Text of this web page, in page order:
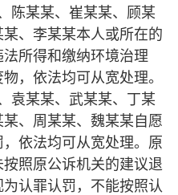
陈某某、崔某某、顾某
、李某某本人或所在的
所得和缴纳环境治理
，依法均可从宽处理。
袁某某、武某某、丁某
、周某某、魏某某自愿
依法均可从宽处理。原
照原公诉机关的建议退
认罪认罚，不能按照认